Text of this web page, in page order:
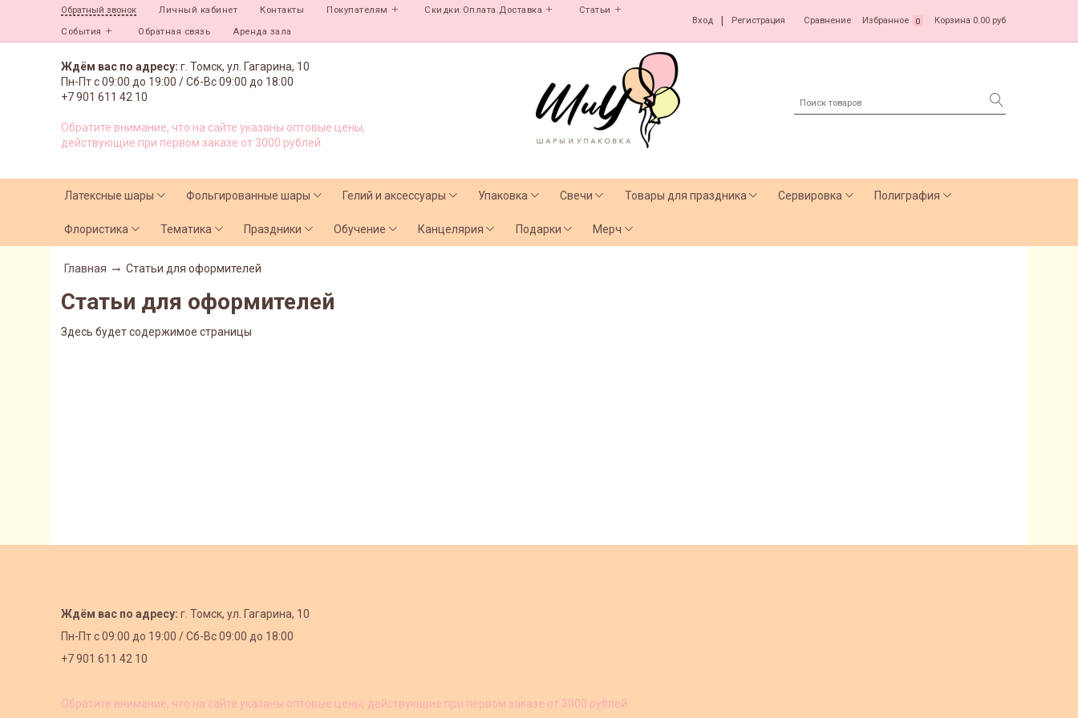
Обратный звонок Личный кабинет Контакты Покупателям Скидки.Оплата.Доставка Статьи
События Обратная связь Аренда зала
Вход Регистрация Сравнение Избранное 0 Корзина 0.00 руб
Ждём вас по адресу: г. Томск, ул. Гагарина, 10
Пн-Пт с09:00 до 19:00 /Сб-Вс 09:00 до 18:00
+7 901 611 42 10
Обратите внимание, что на сайте указаны оптовые цены,
действующие при первом заказе от 3000 рублей.
Латексные шары Фольгированные шары Гелий и аксессуары Упаковка Свечи Товары для праздника Сервировка Полиграфия
Флористика Тематика Праздники Обучение Канцелярия Подарки Мерч
Главная Статьи для оформителей
Статьи для оформителей
Здесь будет содержимое страницы
Ждём вас по адресу: г. Томск, ул. Гагарина, 10
Пн-Пт с09:00 до 19:00 /Сб-Вс 09:00 до 18:00
+7 901 611 42 10
Обратите внимание, что на сайте указаны оптовые цены, действующие при первом заказе от 3000 рублей.